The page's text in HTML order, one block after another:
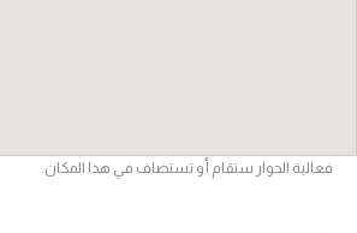
فعالية الحوار ستقام أو تستضاف في هذا المكان.